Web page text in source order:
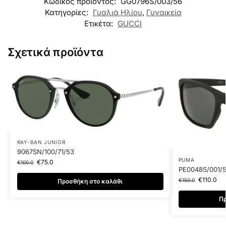
Κατηγορίες: Γυαλιά Ηλίου, Γυναικεία
Ετικέτα: GUCCI
Σχετικά προϊόντα
RAY-BAN JUNIOR
9067SN/100/71/53
€100.0 €75.0
Προσθήκη στο καλάθι
PUMA
PE0048S/001/
€150.0 €110.0